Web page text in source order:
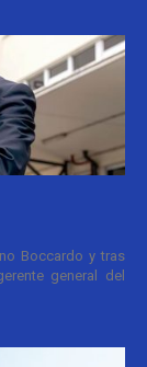
Boccardo y tras
general del